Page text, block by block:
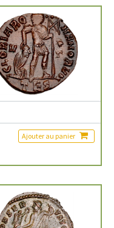
Ajouter au panier